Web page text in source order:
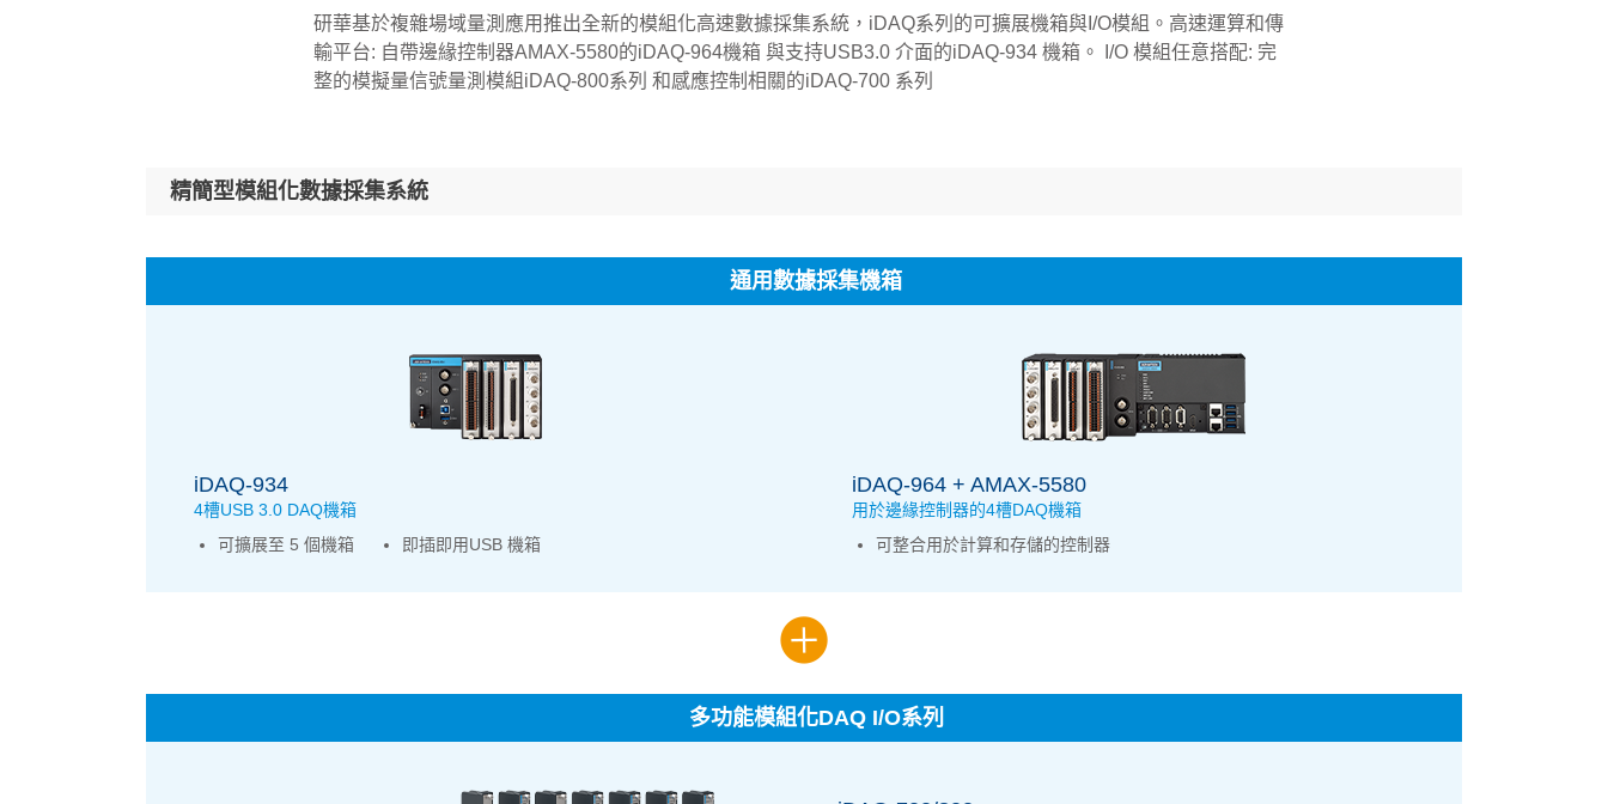
研華基於複雜場域量測應用推出全新的模組化高速數據採集系統，iDAQ系列的可擴展機箱與I/O模組。高速運算和傳
輸平台: 自帶邊緣控制器AMAX-5580的iDAQ-964機箱 與支持USB3.0 介面的iDAQ-934 機箱。 I/O 模組任意搭配: 完
整的模擬量信號量測模組iDAQ-800系列 和感應控制相關的iDAQ-700 系列
精簡型模組化數據採集系統
通用數據採集機箱
iDAQ-934
4槽USB 3.0 DAQ機箱
可擴展至 5 個機箱
即插即用USB 機箱
iDAQ-964 + AMAX-5580
用於邊緣控制器的4槽DAQ機箱
可整合用於計算和存儲的控制器
多功能模組化DAQ I/O系列